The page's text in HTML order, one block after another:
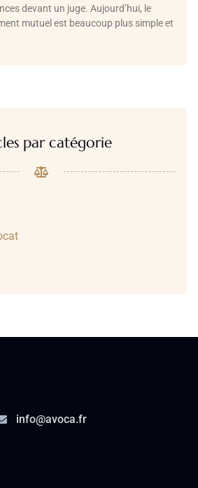
devant un juge. Aujourd’hui, le
mutuel est beaucoup plus simple et
par catégorie
info@avoca.fr